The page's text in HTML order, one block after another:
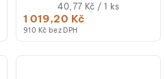
910 Kč bez DPH
1 019,20 Kč
Měrná
cena:
40,77 Kč / 1 ks